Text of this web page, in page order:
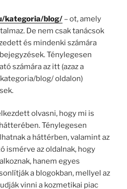
kategoria/blog/ – ot, amely
De nem csak tanácsok
és mindenki számára
Ténylegesen
számára az itt (azaz a
blog/ oldalon)
olvasni, hogy mi is
Ténylegesen
a háttérben, valamint az
ismérve az oldalnak, hogy
hanem egyes
a blogokban, mellyel az
vinni a kozmetikai piac